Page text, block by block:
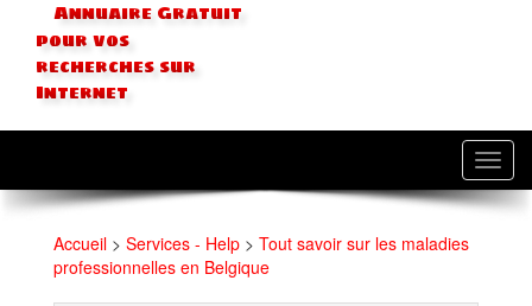
Annuaire Gratuit
pour vos
recherches sur
Internet
Accueil > Services - Help > Tout savoir sur les maladies
professionnelles en Belgique